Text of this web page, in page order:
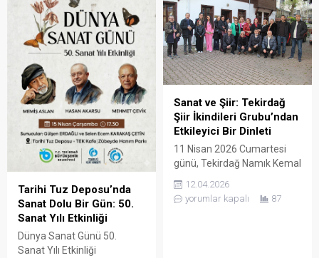
Tarihi Tuz Deposu’nda
Sanat Dolu Bir Gün: 50.
Sanat Yılı Etkinliği
Dünya Sanat Günü 50.
Sanat Yılı Etkinliği
Sanat ve Şiir: Tekirdağ
Şiir İkindileri Grubu’ndan
Etkileyici Bir Dinleti
11 Nisan 2026 Cumartesi
günü, Tekirdağ Namık Kemal
İkindileri Grubu tarafından
etkileyici bir dinleti
12.04.2026
yorumlar kapalı
87